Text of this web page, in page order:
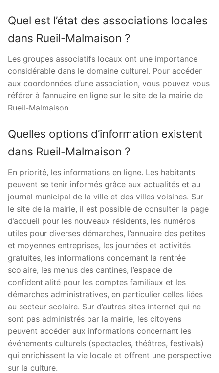
Quel est l’état des associations locales
dans Rueil-Malmaison ?
Les groupes associatifs locaux ont une importance
considérable dans le domaine culturel. Pour accéder
aux coordonnées d’une association, vous pouvez vous
référer à l’annuaire en ligne sur le site de la mairie de
Rueil-Malmaison
Quelles options d’information existent
dans Rueil-Malmaison ?
En priorité, les informations en ligne. Les habitants
peuvent se tenir informés grâce aux actualités et au
journal municipal de la ville et des villes voisines. Sur
le site de la mairie, il est possible de consulter la page
d’accueil pour les nouveaux résidents, les numéros
utiles pour diverses démarches, l’annuaire des petites
et moyennes entreprises, les journées et activités
gratuites, les informations concernant la rentrée
scolaire, les menus des cantines, l’espace de
confidentialité pour les comptes familiaux et les
démarches administratives, en particulier celles liées
au secteur scolaire. Sur d’autres sites internet qui ne
sont pas administrés par la mairie, les citoyens
peuvent accéder aux informations concernant les
événements culturels (spectacles, théâtres, festivals)
qui enrichissent la vie locale et offrent une perspective
sur la culture.